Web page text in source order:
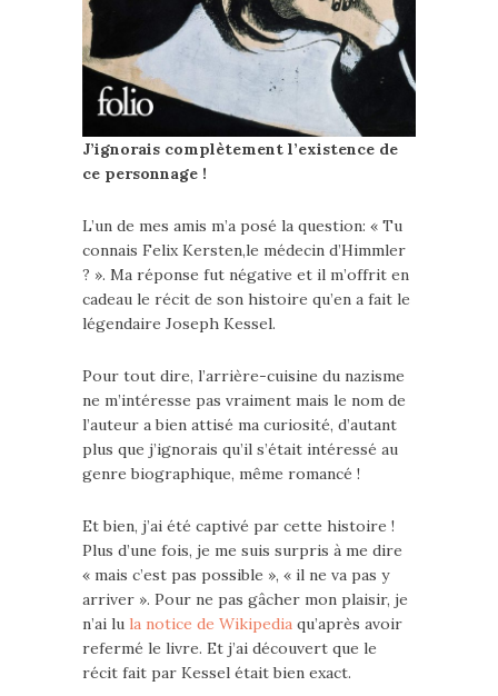
J’ignorais complètement l’existence de
ce personnage !
L’un de mes amis m’a posé la question: « Tu
connais Felix Kersten,le médecin d’Himmler
? ». Ma réponse fut négative et il m’offrit en
cadeau le récit de son histoire qu’en a fait le
légendaire Joseph Kessel.
Pour tout dire, l’arrière-cuisine du nazisme
ne m’intéresse pas vraiment mais le nom de
l’auteur a bien attisé ma curiosité, d’autant
plus que j’ignorais qu’il s’était intéressé au
genre biographique, même romancé !
Et bien, j’ai été captivé par cette histoire !
Plus d’une fois, je me suis surpris à me dire
« mais c’est pas possible », « il ne va pas y
arriver ». Pour ne pas gâcher mon plaisir, je
n’ai lu la notice de Wikipedia qu’après avoir
refermé le livre. Et j’ai découvert que le
récit fait par Kessel était bien exact.